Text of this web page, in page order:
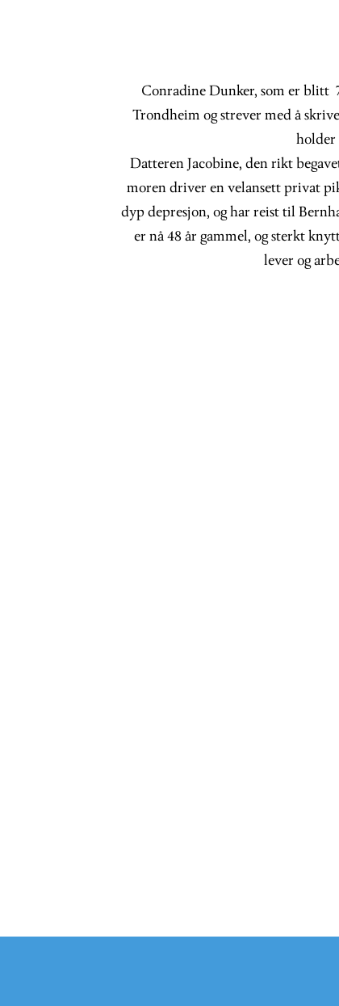
Conradine Dunker, som er blitt
Trondheim og strever med å
holder
Datteren Jacobine, den rikt
moren driver en velansett privat
dyp depresjon, og har reist til
er nå 48 år gammel, og sterkt
lever og